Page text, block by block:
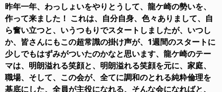
昨年一年、わっしょいをやりとうして、龍ケ崎の勢いを、
作って来ました！ これは、自分自身、色々ありまして、自
ら奮い立つと、いうつもりでスタートしましたが、いつし
か、皆さんにもこの超常識の掛け声が、1週間のスタートに
少しでもはずみがついたのかなと思います、龍ケ崎のテー
マは、明朗溢れる笑顔と、明朗溢れる笑顔を元に、家庭、
職場、そして、この会が、全てに調和のとれる純粋倫理を
基底にした、全員が主役になれる、そんな会になればと、